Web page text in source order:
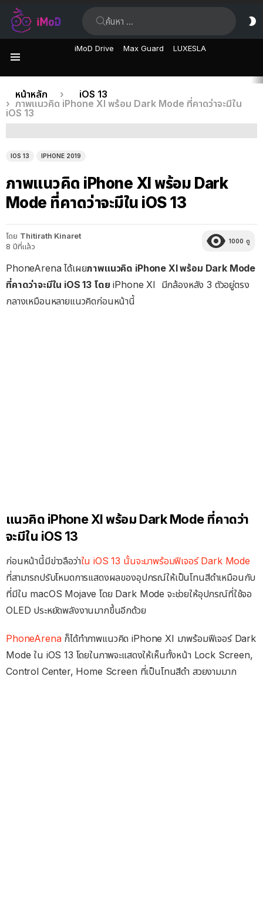
iMoD Drive Max Guard LUXESLA
เรื่อง
ล่าสุด
คุณอยู่ที่นี่:
หน้าหลัก
iOS 13
ภาพแนวคิด iPhone XI พร้อม Dark Mode ที่คาดว่าจะมีใน
iOS 13
IOS 13 IPHONE 2019
ภาพแนวคิด iPhone XI พร้อม Dark
Mode ที่คาดว่าจะมีใน iOS 13
โดย Thitirath Kinaret
8 ปีที่แล้ว
1000 ดู
PhoneArena ได้เผยภาพแนวคิด iPhone XI พร้อม Dark Mode
ที่คาดว่าจะมีใน iOS 13 โดย iPhone XI มีกล้องหลัง 3 ตัวอยู่ตรง
กลางเหมือนหลายแนวคิดก่อนหน้านี้
แนวคิด iPhone XI พร้อม Dark Mode ที่คาดว่า
จะมีใน iOS 13
ก่อนหน้านี้มีข่าวลือว่าใน iOS 13 นั้นจะมาพร้อมฟีเจอร์ Dark Mode
ที่สามารถปรับโหมดการแสดงผลของอุปกรณ์ให้เป็นโทนสีดำเหมือนกับ
ที่มีใน macOS Mojave โดย Dark Mode จะช่วยให้อุปกรณ์ที่ใช้จอ
OLED ประหยัดพลังงานมากขึ้นอีกด้วย
PhoneArenaก็ได้ทำภาพแนวคิด iPhone XI มาพร้อมฟีเจอร์ Dark
Mode ใน iOS 13 โดยในภาพจะแสดงให้เห็นทั้งหน้า Lock Screen,
Control Center, Home Screen ที่เป็นโทนสีดำ สวยงามมาก